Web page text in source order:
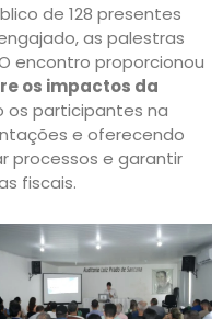
de 128 presentes
as palestras
encontro proporcionou
os impactos da
os participantes na
e oferecendo
processos e garantir
fiscais.